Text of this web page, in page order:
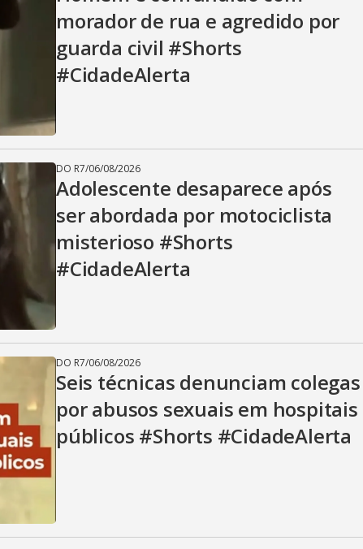
d
e
o
morador de rua e agredido por
guarda civil #Shorts
#CidadeAlerta
DO R7/06/08/2026
Adolescente desaparece após
ser abordada por motociclista
misterioso #Shorts
#CidadeAlerta
DO R7/06/08/2026
Seis técnicas denunciam colegas
por abusos sexuais em hospitais
públicos #Shorts #CidadeAlerta